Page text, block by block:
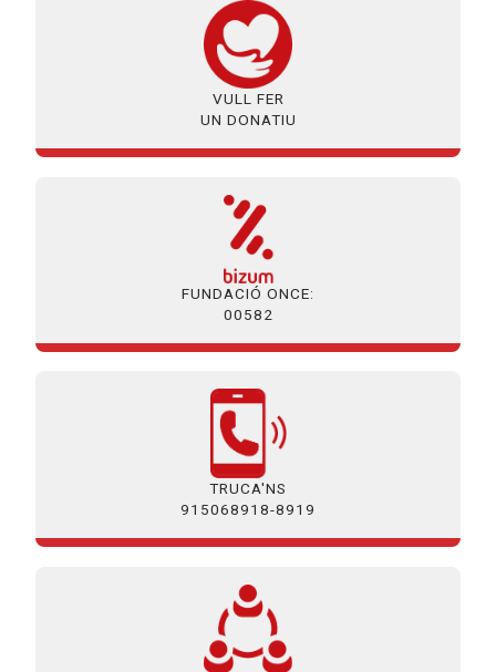
VULL FER
UN DONATIU
FUNDACIÓ ONCE:
00582
TRUCA'NS
915068918-8919